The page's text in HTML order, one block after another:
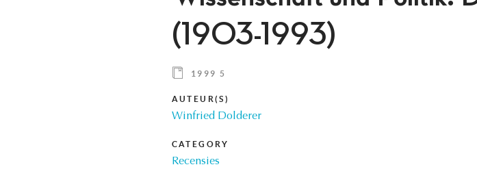
(1903-1993)
1999 5
AUTEUR(S)
Winfried Dolderer
CATEGORY
Recensies